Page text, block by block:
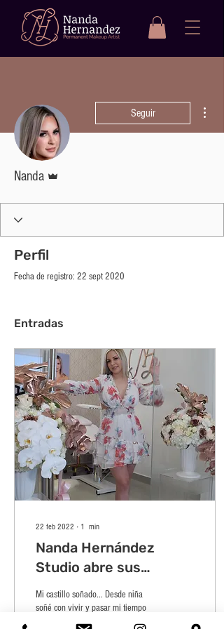
Seguir
Nanda
Perfil
Fecha de registro: 22 sept 2020
Entradas
22 feb 2022 ∙ 1 min
Nanda Hernández
Studio abre sus
puertas
Mi castillo soñado... Desde niña
soñé con vivir y pasar mi tiempo
en un lugar acogedor, tranquilo y